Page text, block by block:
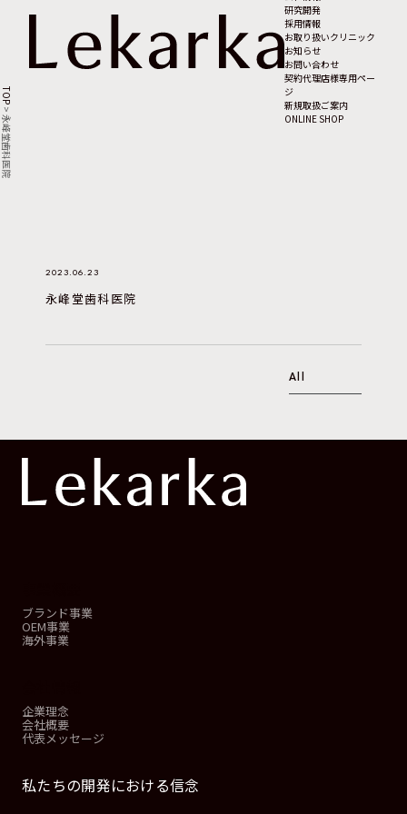
研究開発
採用情報
お取り扱いクリニック
お知らせ
お問い合わせ
契約代理店様専用ペー
ジ
新規取扱ご案内
ONLINE SHOP
TOP
>
永峰堂歯科医院
2023.06.23
永峰堂歯科医院
All
ブランド事業
OEM事業
海外事業
企業理念
会社概要
代表メッセージ
私たちの開発における信念